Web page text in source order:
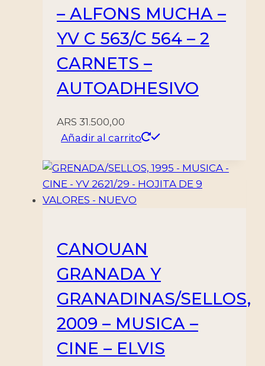
– ALFONS MUCHA –
YV C 563/C 564 – 2
CARNETS –
AUTOADHESIVO
ARS 31.500,00
Añadir al carrito
CANOUAN
GRANADA Y
GRANADINAS/SELLOS,
2009 – MUSICA –
CINE – ELVIS